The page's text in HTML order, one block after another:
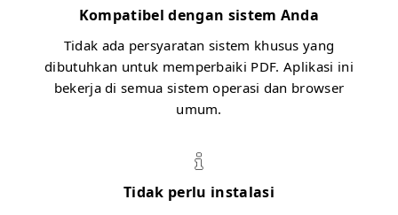
Kompatibel dengan sistem Anda
Tidak ada persyaratan sistem khusus yang
dibutuhkan untuk memperbaiki PDF. Aplikasi ini
bekerja di semua sistem operasi dan browser
umum.
Tidak perlu instalasi